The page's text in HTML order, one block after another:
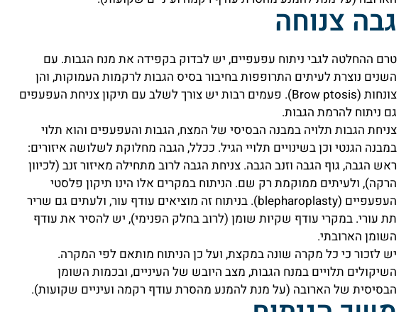
גבה צנוחה
טרם ההחלטה לגבי ניתוח עפעפיים, יש לבדוק בקפידה את מנח הגבות. עם
השנים נוצרת לעיתים התרופפות בחיבור בסיס הגבות לרקמות העמוקות, והן
צונחות (Brow ptosis). פעמים רבות יש צורך לשלב עם תיקון צניחת העפעפים
גם ניתוח להרמת הגבות.
צניחת הגבות תלויה במבנה הבסיסי של המצח, הגבות והעפעפים והוא תלוי
במבנה הגנטי וכן בשינויים תלויי הגיל. ככלל, הגבה מחלוקת לשלושה איזורים:
ראש הגבה, גוף הגבה וזנב הגבה. צניחת הגבה לרוב מתחילה מאיזור זנב (לכיוון
הרקה), ולעיתים ממוקמת רק שם. הניתוח במקרים אלו הינו תיקון פלסטי
העפעפיים (blepharoplasty). בניתוח זה מוציאים עודף עור, ולעתים גם שריר
תת עורי. במקרי עודף שקיות שומן (לרוב בחלק הפנימי), יש להסיר את עודף
השומן הארובתי.
יש לזכור כי כל מקרה שונה במקצת, ועל כן הניתוח מותאם לפי המקרה.
השיקולים תלויים במנח הגבות, מצב היובש של העיניים, ובכמות השומן
הבסיסית של הארובה (על מנת להמנע מהסרת עודף רקמה ועיניים שקועות).